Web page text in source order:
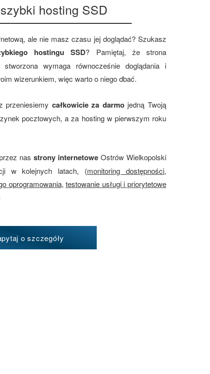
hosting SSD
ale nie masz czasu jej doglądać? Szukasz
hostingu SSD? Pamiętaj, że strona
wymaga równocześnie doglądania i
wizerunkiem, więc warto o niego dbać.
przeniesiemy całkowicie za darmojedną Twoją
pocztowych, a za hosting w pierwszym roku
nas strony internetowe Ostrów Wielkopolski
w kolejnych latach, (monitoring dostępności,
oprogramowania,testowanie usługi i priorytetowe
o szczegóły